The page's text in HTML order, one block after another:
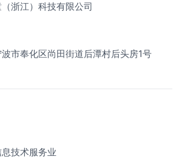
浙江）科技有限公司
市奉化区尚田街道后潭村后头房1号
技术服务业